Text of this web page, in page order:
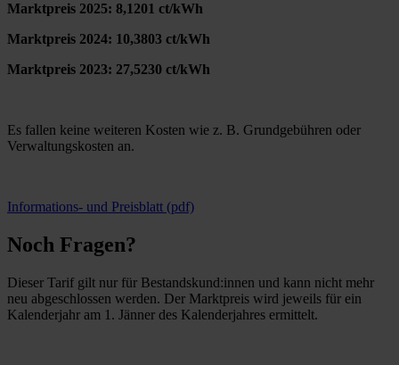
Marktpreis 2025: 8,1201 ct/kWh
Marktpreis 2024: 10,3803 ct/kWh
Marktpreis 2023: 27,5230 ct/kWh
Es fallen keine weiteren Kosten wie z. B. Grundgebühren oder
Verwaltungskosten an.
Informations- und Preisblatt (pdf)
Noch Fragen?
Dieser Tarif gilt nur für Bestandskund:innen und kann nicht mehr
neu abgeschlossen werden. Der Marktpreis wird jeweils für ein
Kalenderjahr am 1. Jänner des Kalenderjahres ermittelt.